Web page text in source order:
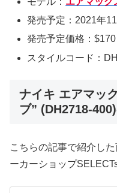
発売予定：2021年
発売予定価格：$170
スタイルコード：
ナイキ エアマッ
ブ” (DH2718-
こちらの記事で紹介し
ーカーショップ